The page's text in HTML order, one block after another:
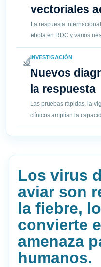
vectoriales
La respuesta
ébola en RDC y varios
INVESTIGACIÓN
Nuevos
la respuesta
Las pruebas rápidas, la
clínicos amplían la
Los virus
aviar son
la fiebre,
convierte
amenaza
humanos.